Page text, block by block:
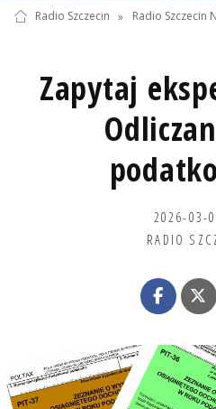
Radio Szczecin » Radio Szczecin
Zapytaj
2026-03-
RADIO